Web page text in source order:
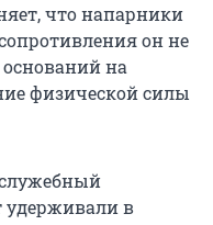
что напарники
он не
на
физической силы
удерживали в